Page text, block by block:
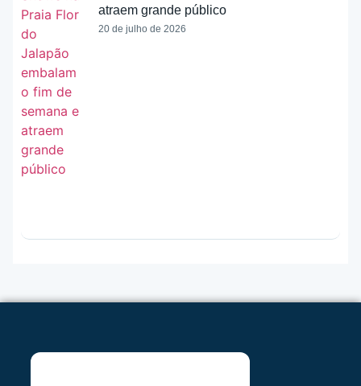
atraem grande público
20 de julho de 2026